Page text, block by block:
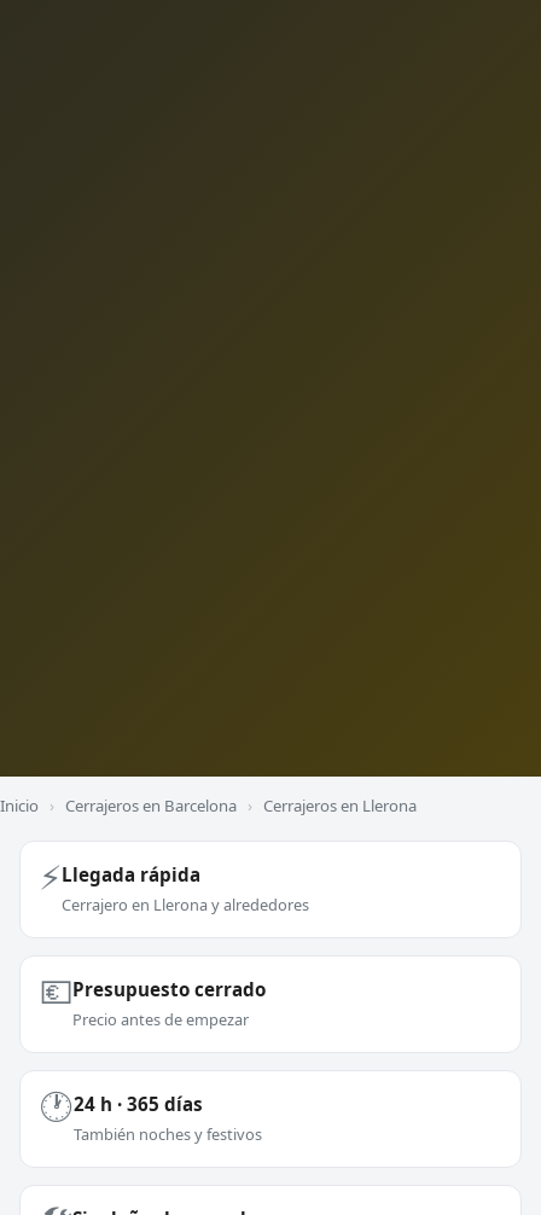
Inicio › Cerrajeros en Barcelona › Cerrajeros en Llerona
⚡Llegada rápida
Cerrajero en Llerona y alrededores
💶Presupuesto cerrado
Precio antes de empezar
🕐24 h · 365 días
También noches y festivos